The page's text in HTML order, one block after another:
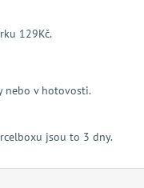
129Kč.
nebo v hotovosti.
jsou to 3 dny.